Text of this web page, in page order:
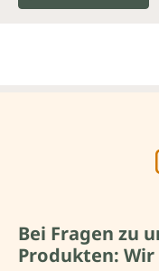
Bei Fragen zu
Produkten: